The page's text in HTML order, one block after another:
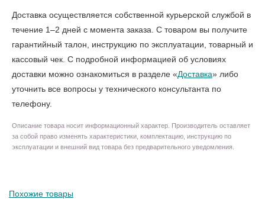
Доставка осуществляется собственной курьерской службой в
течение 1–2 дней с момента заказа. С товаром вы получите
гарантийный талон, инструкцию по эксплуатации, товарный и
кассовый чек. С подробной информацией об условиях
доставки можно ознакомиться в разделе «Доставка» либо
уточнить все вопросы у технического консультанта по
телефону.
Описание товара носит информационный характер. Производитель оставляет
за собой право изменять характеристики, комплектацию, инструкцию по
эксплуатации и внешний вид товара без предварительного уведомления.
Похожие товары